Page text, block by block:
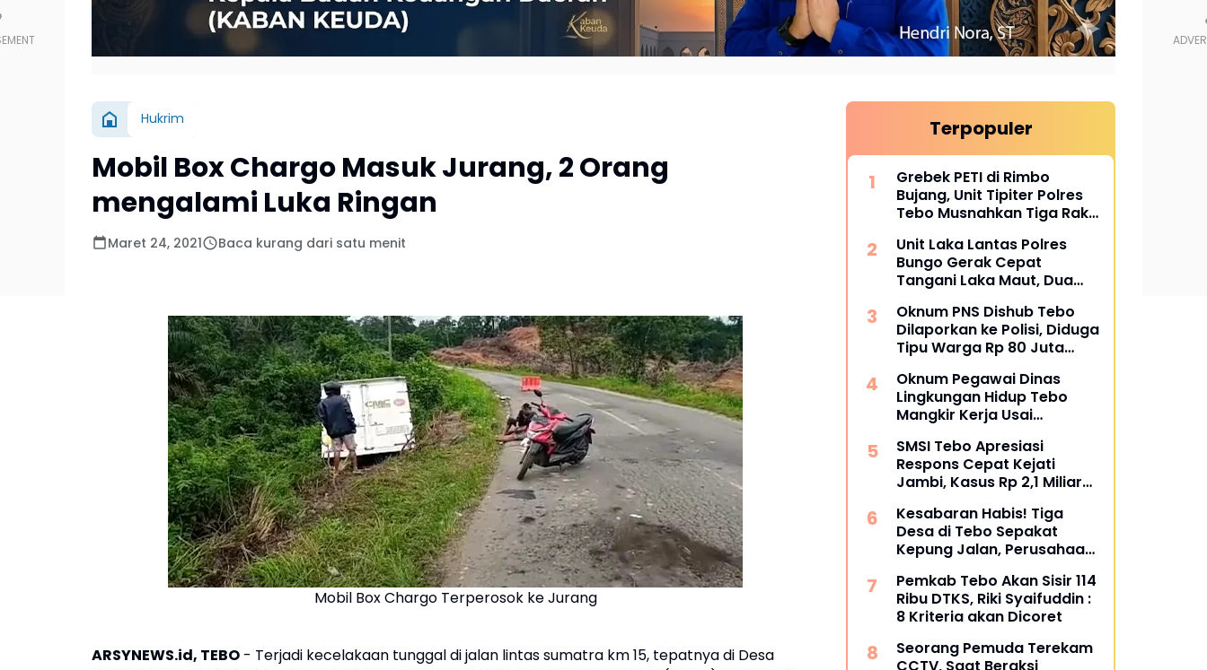
Hukrim
Mobil Box Chargo Masuk Jurang, 2 Orang
mengalami Luka Ringan
Maret 24, 2021 Baca kurang dari satu menit
Mobil Box Chargo Terperosok ke Jurang
ARSYNEWS.id, TEBO - Terjadi kecelakaan tunggal di jalan lintas sumatra km 15, tepatnya di Desa
Terpopuler
Grebek PETI di Rimbo
Bujang, Unit Tipiter Polres
Tebo Musnahkan Tiga Rakit
Dibakar
Unit Laka Lantas Polres
Bungo Gerak Cepat
Tangani Laka Maut, Dua
Oknum PNS Dishub Tebo
Dilaporkan ke Polisi, Diduga
Tipu Warga Rp 80 Juta
Oknum Pegawai Dinas
Lingkungan Hidup Tebo
Mangkir Kerja Usai
Bungkam
SMSI Tebo Apresiasi
Respons Cepat Kejati
Jambi, Kasus Rp 2,1 Miliar
Kesabaran Habis! Tiga
Desa di Tebo Sepakat
Kepung Jalan, Perusahaan
Jawab
Pemkab Tebo Akan Sisir 114
Ribu DTKS, Riki Syaifuddin :
8 Kriteria akan Dicoret
Seorang Pemuda Terekam
CCTV, Saat Beraksi